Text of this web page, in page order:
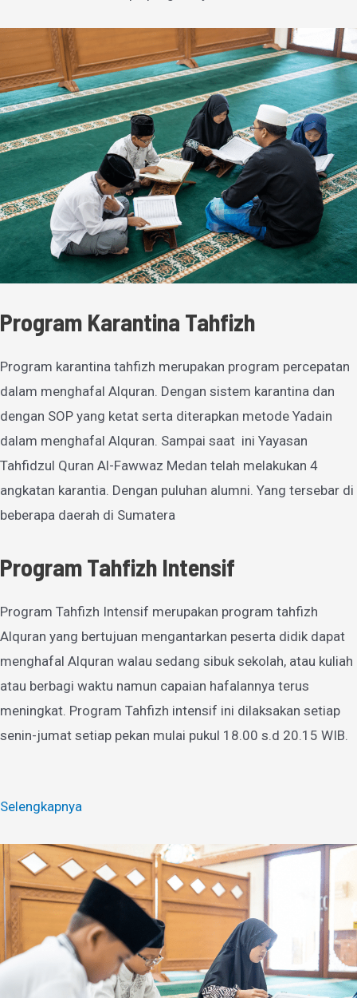
Program Karantina Tahfizh
Program karantina tahfizh merupakan program percepatan
dalam menghafal Alquran. Dengan sistem karantina dan
dengan SOP yang ketat serta diterapkan metode Yadain
dalam menghafal Alquran. Sampai saat ini Yayasan
Tahfidzul Quran Al-Fawwaz Medan telah melakukan 4
angkatan karantia. Dengan puluhan alumni. Yang tersebar di
beberapa daerah di Sumatera
Program Tahfizh Intensif
Program Tahfizh Intensif merupakan program tahfizh
Alquran yang bertujuan mengantarkan peserta didik dapat
menghafal Alquran walau sedang sibuk sekolah, atau kuliah
atau berbagi waktu namun capaian hafalannya terus
meningkat. Program Tahfizh intensif ini dilaksakan setiap
senin-jumat setiap pekan mulai pukul 18.00 s.d 20.15 WIB.
Selengkapnya